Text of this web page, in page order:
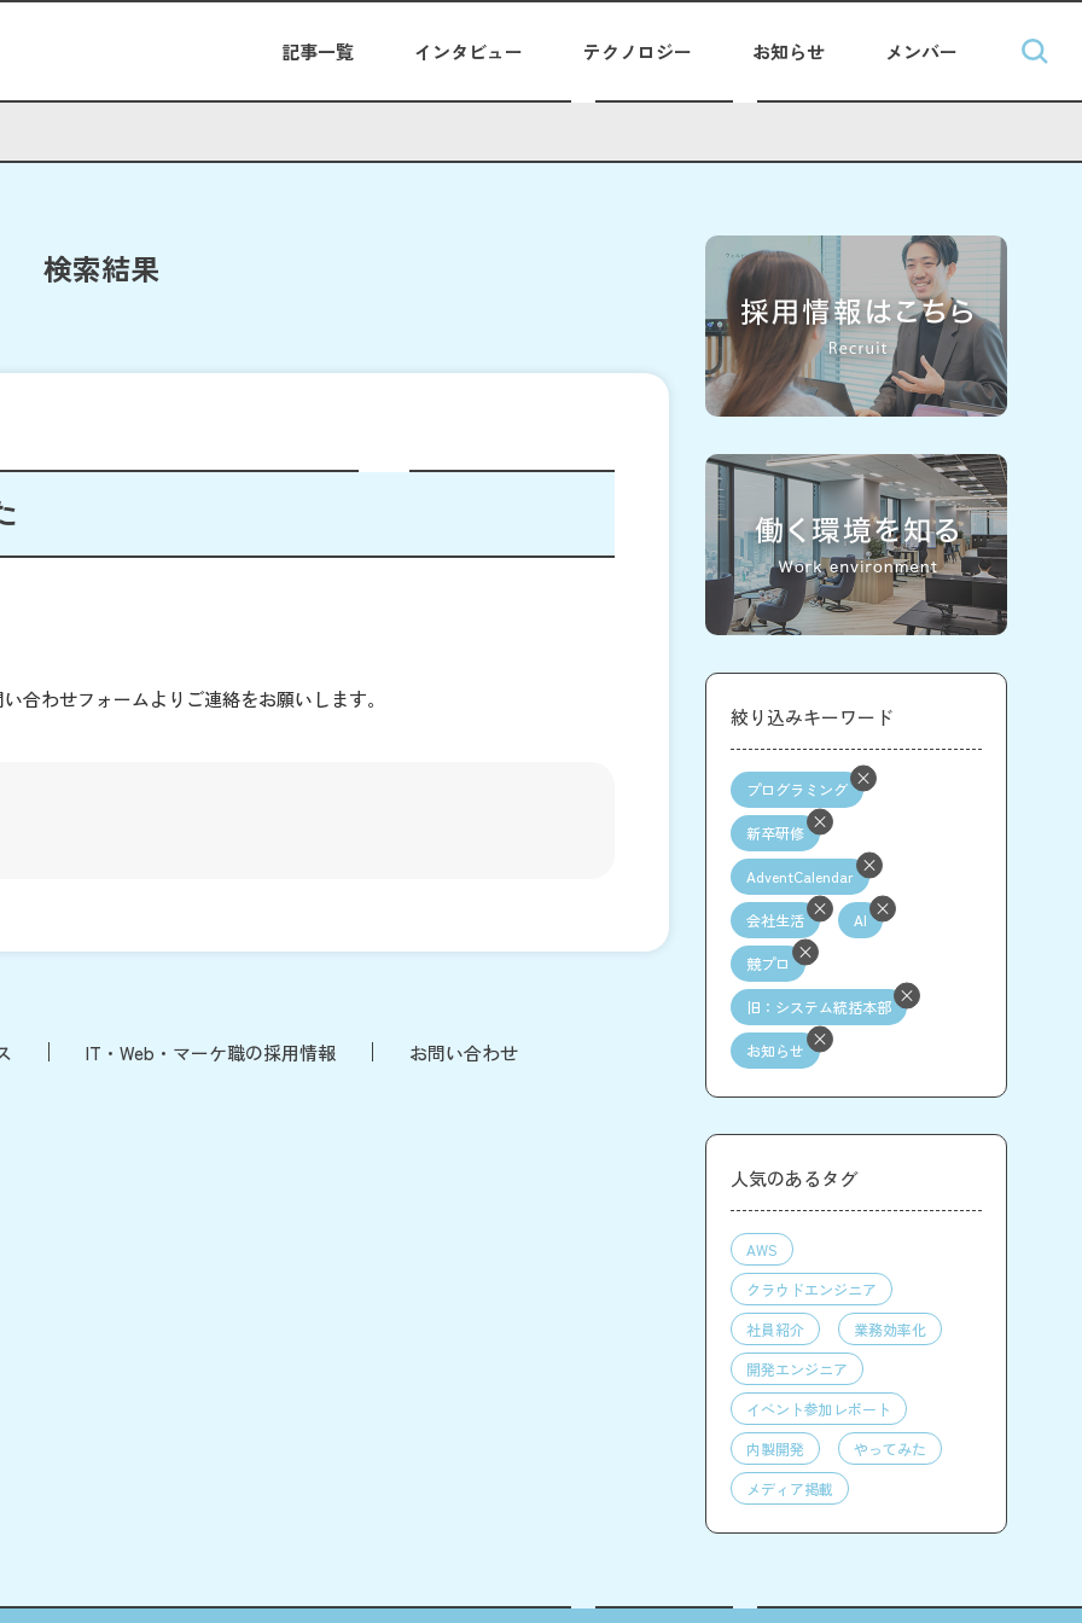
記事一覧 インタビュー テクノロジー お知らせ メンバー
検索結果
合わせフォームよりご連絡をお願いします。
IT・Web・マーケ職の採用情報 お問い合わせ
絞り込みキーワード
プログラミング
新卒研修
AdventCalendar
会社生活 AI
競プロ
旧：システム統括本部
お知らせ
人気のあるタグ
AWS
クラウドエンジニア
社員紹介
業務効率化
開発エンジニア
イベント参加レポート
内製開発
やってみた
メディア掲載